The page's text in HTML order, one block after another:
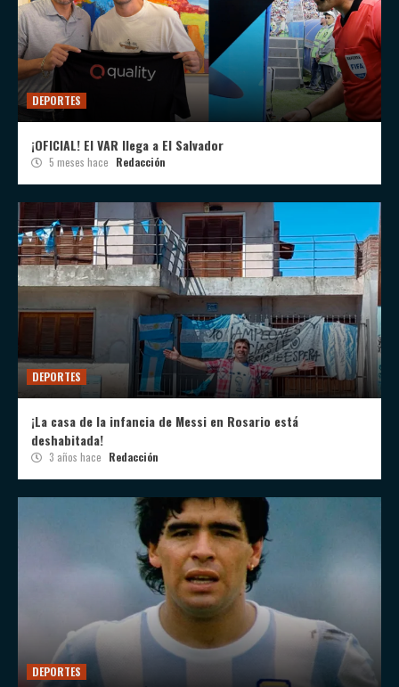
DEPORTES
¡OFICIAL! El VAR llega a El Salvador
5 meses hace Redacción
DEPORTES
¡La casa de la infancia de Messi en Rosario está
deshabitada!
3 años hace Redacción
DEPORTES